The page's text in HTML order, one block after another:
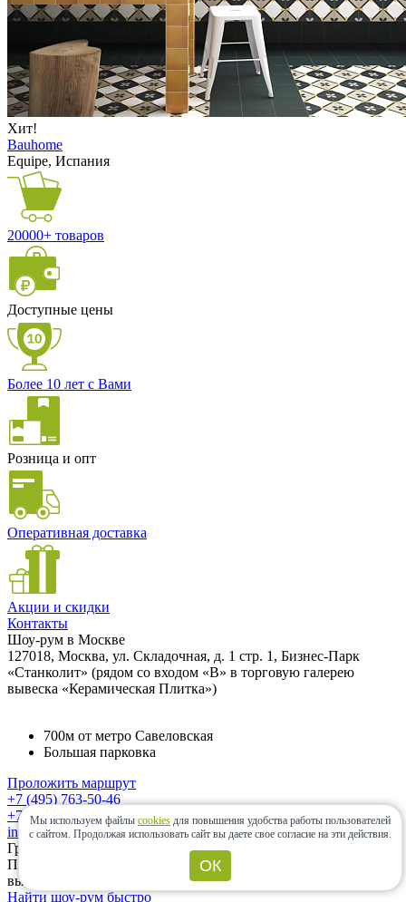
Хит!
Bauhome
Equipe, Испания
20000+ товаров
Доступные цены
Более 10 лет с Вами
Розница и опт
Оперативная доставка
Акции и скидки
Контакты
Шоу-рум в Москве
127018, Москва, ул. Складочная, д. 1 стр. 1, Бизнес-Парк
«Станколит» (рядом со входом «B» в торговую галерею
вывеска «Керамическая Плитка»)
700м от метро Савеловская
Большая парковка
Проложить маршрут
+7 (495) 763-50-46
+7 (985) 833-64-30
info@ceramic-center.ru
График работы шоу-рума
Понедельник — Суббота: с 10.00 до 20.00 Воскресенье:
выходной день.
Найти шоу-рум быстро
Мы используем файлы cookies для повышения удобства работы пользователей
с сайтом. Продолжая использовать сайт вы даете свое согласие на эти действия.
ОК